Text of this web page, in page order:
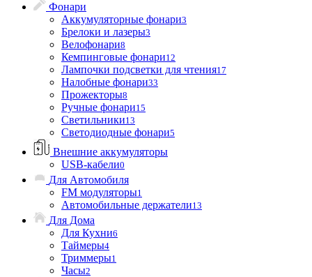
Фонари
Аккумуляторные фонари3
Брелоки и лазеры3
Велофонари8
Кемпинговые фонари12
Лампочки подсветки для чтения17
Налобные фонари33
Прожекторы8
Ручные фонари15
Светильники13
Светодиодные фонари5
Внешние аккумуляторы
USB-кабели0
Для Автомобиля
FM модуляторы1
Автомобильные держатели13
Для Дома
Для Кухни6
Таймеры4
Триммеры1
Часы2